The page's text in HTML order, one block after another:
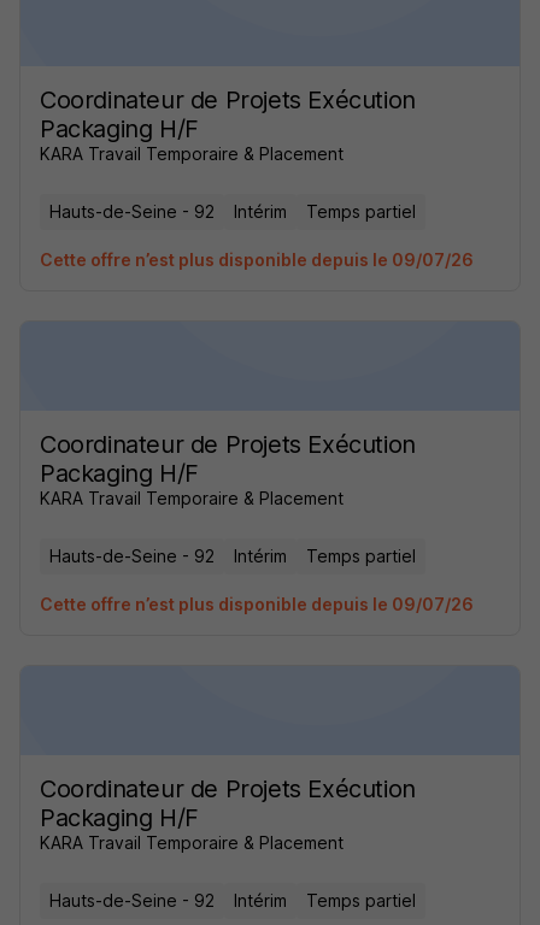
Coordinateur de Projets Exécution
Packaging H/F
KARA Travail Temporaire & Placement
Hauts-de-Seine - 92 Intérim Temps partiel
Cette offre n’est plus disponible depuis le 09/07/26
Coordinateur de Projets Exécution
Packaging H/F
KARA Travail Temporaire & Placement
Hauts-de-Seine - 92 Intérim Temps partiel
Cette offre n’est plus disponible depuis le 09/07/26
Coordinateur de Projets Exécution
Packaging H/F
KARA Travail Temporaire & Placement
Hauts-de-Seine - 92 Intérim Temps partiel